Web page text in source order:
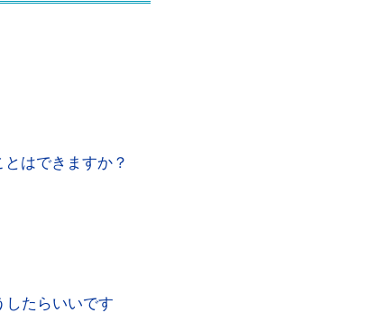
随時
を構成
、デ
掲載
はできますか？
たらいいです